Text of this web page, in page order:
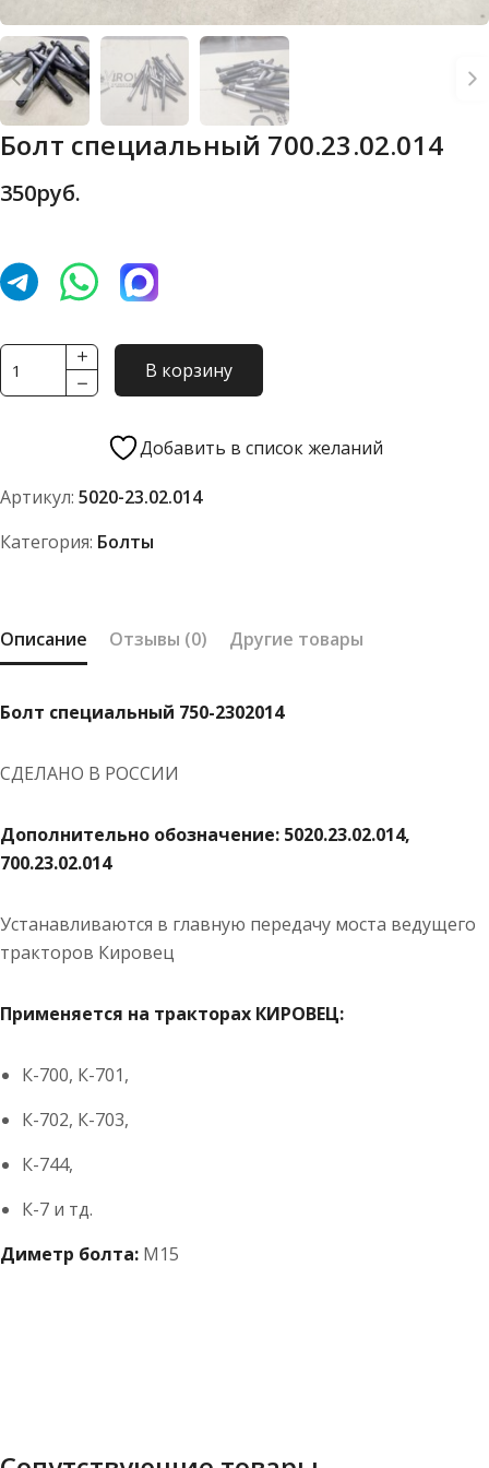
Болт специальный 700.23.02.014
350руб.
Количество
товара
специальный
В корзину
Добавить в список желаний
Артикул: 5020-23.02.014
Категория: Болты
Описание Отзывы (0) Другие товары
Болт специальный 750-2302014
СДЕЛАНО В РОССИИ
Дополнительно обозначение: 5020.23.02.014,
700.23.02.014
Устанавливаются в главную передачу моста ведущего
тракторов Кировец
Применяется на тракторах КИРОВЕЦ:
К-700, К-701,
К-702, К-703,
К-744,
К-7 и тд.
Диметр болта: М15